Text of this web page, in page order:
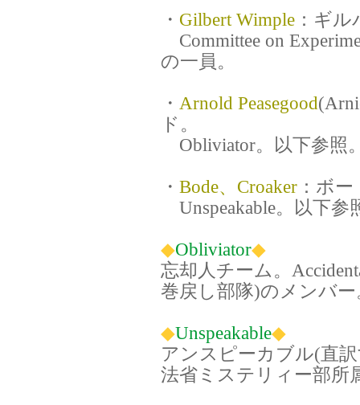
・ Gilbert Wimple ：ギ
Committee on
の一員。
・ Arnold Peasegood
ド。
Obliviator。以下参照
・ Bode、Croaker ：ボ
Unspeakable。以下参
◆Obliviator◆
忘却人チーム。
巻戻し部隊)のメンバー
◆Unspeakable◆
アンスピーカブル(直
法省ミステリィー部所